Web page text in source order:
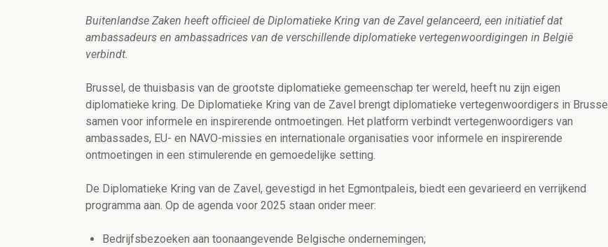
Buitenlandse Zaken heeft officieel de Diplomatieke Kring van de Zavel gelanceerd, een initiatief dat
ambassadeurs en ambassadrices van de verschillende diplomatieke vertegenwoordigingen in België
verbindt.
Brussel, de thuisbasis van de grootste diplomatieke gemeenschap ter wereld, heeft nu zijn eigen
diplomatieke kring. De Diplomatieke Kring van de Zavel brengt diplomatieke vertegenwoordigers in Brussel
samen voor informele en inspirerende ontmoetingen. Het platform verbindt vertegenwoordigers van
ambassades, EU- en NAVO-missies en internationale organisaties voor informele en inspirerende
ontmoetingen in een stimulerende en gemoedelijke setting.
De Diplomatieke Kring van de Zavel, gevestigd in het Egmontpaleis, biedt een gevarieerd en verrijkend
programma aan. Op de agenda voor 2025 staan onder meer:
Bedrijfsbezoeken aan toonaangevende Belgische ondernemingen;